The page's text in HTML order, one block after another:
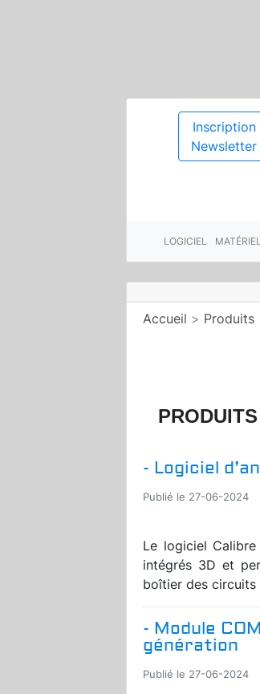
Inscription
Newsletter
LOGICIEL
Accueil > Produits
PRODUITS
- Logiciel
Publié le 27-06-2024
Le logiciel
intégrés 3D et
boîtier des circuits
- Module
génération
Publié le 27-06-2024